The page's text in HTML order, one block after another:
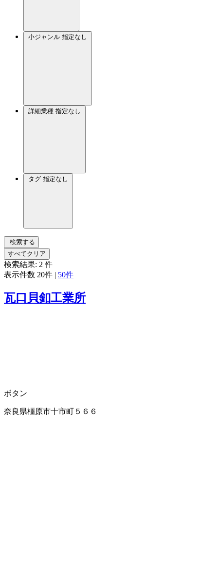
小ジャンル 指定なし
詳細業種 指定なし
タグ 指定なし
検索する
すべてクリア
検索結果: 2 件
表示件数 20件 | 50件
瓦口貝釦工業所
ボタン
奈良県橿原市十市町５６６